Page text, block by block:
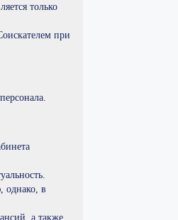
только
при
однако, в
а также